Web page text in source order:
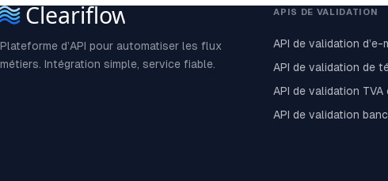
Plateforme d’API pour automatiser les flux
métiers. Intégration simple, service fiable.
APIS DE VALIDATION
API de validation d’e-
API de validation de
API de validation
API de validation